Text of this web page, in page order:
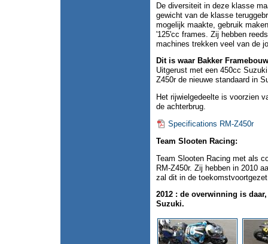
De diversiteit in deze klasse
gewicht van de klasse
mogelijk maakte, gebruik
'125'cc frames. Zij hebben
machines trekken veel van de
Dit is waar Bakker
Uitgerust met een 450cc
Z450r de nieuwe standaard in
Het rijwielgedeelte is voorzien
de achterbrug.
Specifications RM-Z450r
Team Slooten Racing:
Team Slooten Racing met als
RM-Z450r. Zij hebben in 2010
zal dit in de
2012 : de overwinning is
Suzuki.